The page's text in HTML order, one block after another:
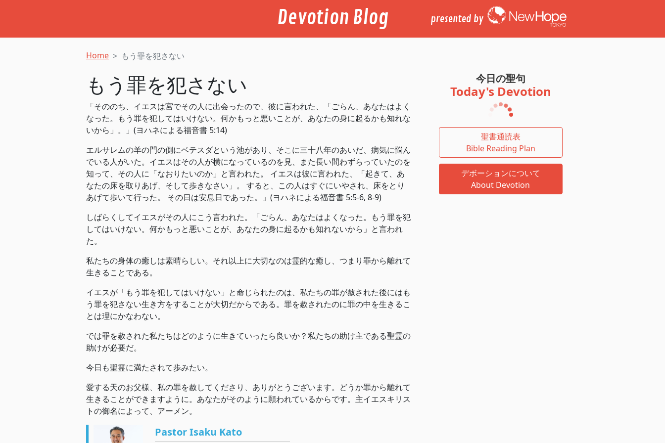
Devotion Blog presented by
Home もう罪を犯さない
もう罪を犯さない
「そののち、イエスは宮でその人に出会ったので、彼に言われた、「ごらん、あなたはよく
なった。もう罪を犯してはいけない。何かもっと悪いことが、あなたの身に起るかも知れな
いから」。」(‭‭ヨハネによる福音書‬ ‭5‬:‭14‬)
エルサレムの羊の門の側にベテスダという池があり、そこに三十八年のあいだ、病気に悩ん
でいる人がいた。イエスはその人が横になっているのを見、また長い間わずらっていたのを
知って、その人に「なおりたいのか」と言われた。 イエスは彼に言われた、「起きて、あ
なたの床を取りあげ、そして歩きなさい」。 すると、この人はすぐにいやされ、床をとり
あげて歩いて行った。 その日は安息日であった。」(‭‭ヨハネによる福音書‬ ‭5‬:‭5‬-‭6‬, ‭8‬-‭9‬)
しばらくしてイエスがその人にこう言われた。「ごらん、あなたはよくなった。もう罪を犯
してはいけない。何かもっと悪いことが、あなたの身に起るかも知れないから」と言われ
た。
私たちの身体の癒しは素晴らしい。それ以上に大切なのは霊的な癒し、つまり罪から離れて
生きることである。
イエスが「もう罪を犯してはいけない」と命じられたのは、私たちの罪が赦された後にはも
う罪を犯さない生き方をすることが大切だからである。罪を赦されたのに罪の中を生きるこ
とは理にかなわない。
では罪を赦された私たちはどのように生きていったら良いか？私たちの助け主である聖霊の
助けが必要だ。
今日も聖霊に満たされて歩みたい。
愛する天のお父様、私の罪を赦してくださり、ありがとうございます。どうか罪から離れて
生きることができますように。あなたがそのように願われているからです。主イエスキリス
トの御名によって、アーメン。
Pastor Isaku Kato
今日の聖句
Today's Devotion
聖書通読表
Bible Reading Plan
デボーションについて
About Devotion